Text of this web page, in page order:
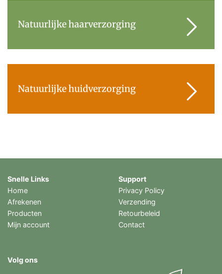
Natuurlijke haarverzorging
Natuurlijke huidverzorging
Snelle Links
Home
Afrekenen
Producten
Mijn account
Support
Privacy Policy
Verzending
Retourbeleid
Contact
Volg ons